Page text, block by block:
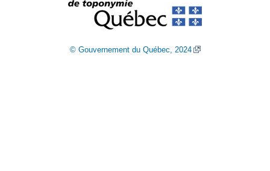
© Gouvernement du Québec, 2024